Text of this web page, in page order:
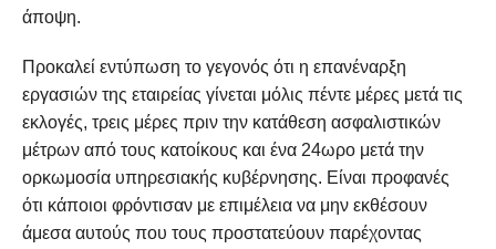
άποψη.
Προκαλεί εντύπωση το γεγονός ότι η επανέναρξη
εργασιών της εταιρείας γίνεται μόλις πέντε μέρες μετά τις
εκλογές, τρεις μέρες πριν την κατάθεση ασφαλιστικών
μέτρων από τους κατοίκους και ένα 24ωρο μετά την
ορκωμοσία υπηρεσιακής κυβέρνησης. Είναι προφανές
ότι κάποιοι φρόντισαν με επιμέλεια να μην εκθέσουν
άμεσα αυτούς που τους προστατεύουν παρέχοντας